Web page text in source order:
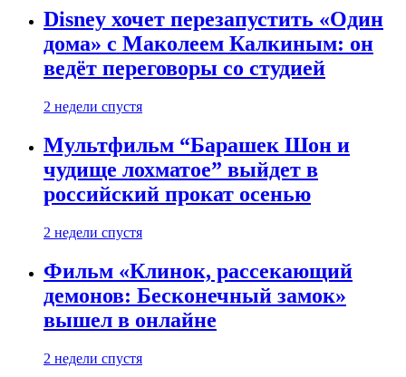
Disney хочет перезапустить «Один
дома» с Маколеем Калкиным: он
ведёт переговоры со студией
2 недели спустя
Мультфильм “Барашек Шон и
чудище лохматое” выйдет в
российский прокат осенью
2 недели спустя
Фильм «Клинок, рассекающий
демонов: Бесконечный замок»
вышел в онлайне
2 недели спустя